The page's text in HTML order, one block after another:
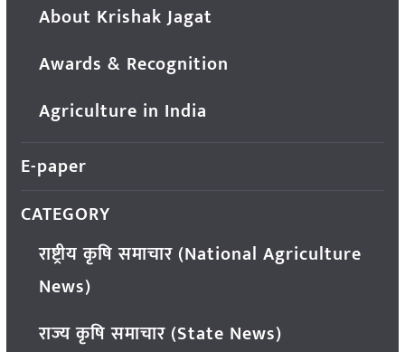
About Krishak Jagat
Awards & Recognition
Agriculture in India
E-paper
CATEGORY
राष्ट्रीय कृषि समाचार (National Agriculture
News)
राज्य कृषि समाचार (State News)